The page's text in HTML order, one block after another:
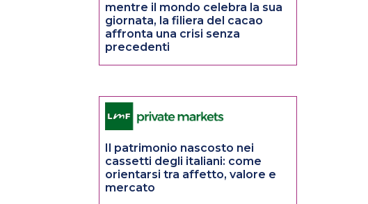
mentre il mondo celebra la sua
giornata, la filiera del cacao
affronta una crisi senza
precedenti
Il patrimonio nascosto nei
cassetti degli italiani: come
orientarsi tra affetto, valore e
mercato